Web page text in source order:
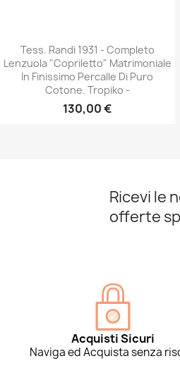
Anteprima
Tess. Randi 1931 - Completo
Lenzuola "Copriletto" Matrimoniale
In Finissimo Percalle Di Puro
Cotone. Tropiko -
130,00 €
Ricevi le
offerte
Acquisti Sicuri
Naviga ed Acquista senza